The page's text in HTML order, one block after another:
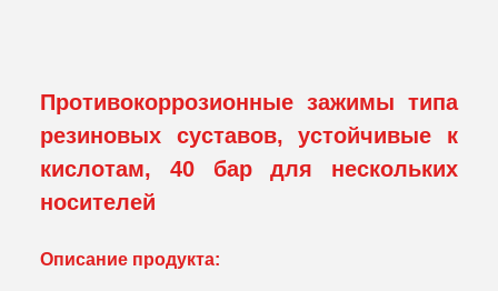
Противокоррозионные зажимы типа
резиновых суставов, устойчивые к
кислотам, 40 бар для нескольких
носителей
Описание продукта: